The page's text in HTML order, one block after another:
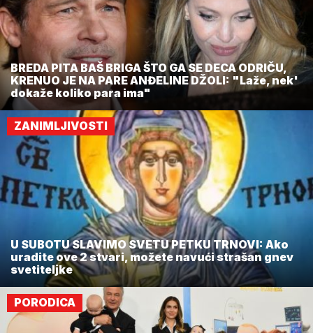
BREDA PITA BAŠ BRIGA ŠTO GA SE DECA ODRIČU,
KRENUO JE NA PARE ANĐELINE DŽOLI: "Laže, nek'
dokaže koliko para ima"
ZANIMLJIVOSTI
U SUBOTU SLAVIMO SVETU PETKU TRNOVI: Ako
uradite ove 2 stvari, možete navući strašan gnev
svetiteljke
PORODICA